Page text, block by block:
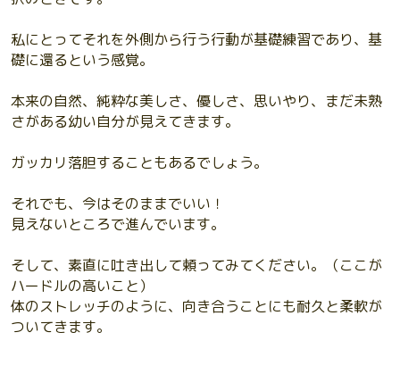
私にとってそれを外側から行う行動が基礎練習であり、基
礎に還るという感覚。
本来の自然、純粋な美しさ、優しさ、思いやり、まだ未熟
さがある幼い自分が見えてきます。
ガッカリ落胆することもあるでしょう。
それでも、今はそのままでいい！
見えないところで進んでいます。
そして、素直に吐き出して頼ってみてください。（ここが
ハードルの高いこと）
体のストレッチのように、向き合うことにも耐久と柔軟が
ついてきます。